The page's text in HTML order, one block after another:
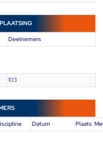
Deelnemers
103
Datum Plaats